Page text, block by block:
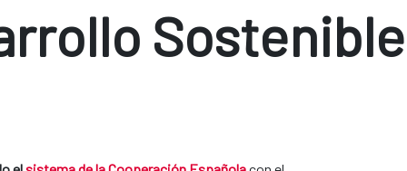
Sostenible